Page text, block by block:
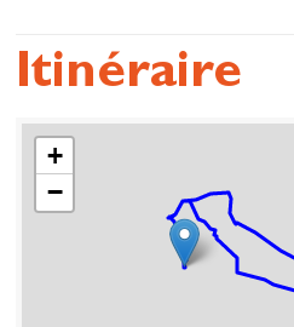
Itinéraire
+
−